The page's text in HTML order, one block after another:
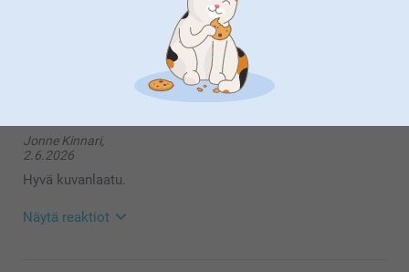
Painolaatu oli hyvä ja lopputulos niinkuin suunniteltu.
Hei Sisko,
Suuret kiitokset ⭐⭐⭐⭐⭐tähdestä ja palautteesta, se
on meille erittäin tärkeää. Kiva että pidät mukista,
toivon että siitä on iloa pitkäksi aikaa 🥰
Kirsi @smartphoto
Jonne Kinnari,
2.6.2026
Hyvä kuvanlaatu.
Näytä reaktiot